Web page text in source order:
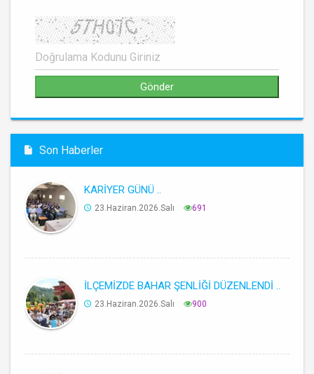
Son Haberler
KARİYER GÜNÜ ..
23.Haziran.2026.Salı 691
İLÇEMİZDE BAHAR ŞENLİĞİ DÜZENLENDİ ..
23.Haziran.2026.Salı 900